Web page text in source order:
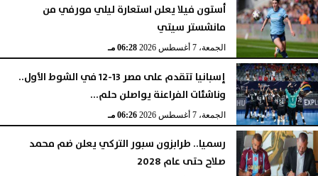
أستون فيلا يعلن استعارة ليلي مورفي من
مانشستر سيتي
الجمعة، 7 أغسطس 2026 06:28 مـ
إسبانيا تتقدم على مصر 13-12 في الشوط الأول..
وناشئات الفراعنة يواصلن حلم...
الجمعة، 7 أغسطس 2026 06:26 مـ
رسميا.. طرابزون سبور التركي يعلن ضم محمد
صلاح حتى عام 2028